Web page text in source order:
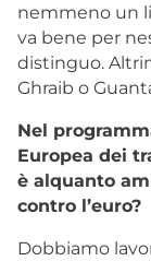
nemmeno un
va bene per
distinguo.
Ghraib o
Nel
Europea dei
è alquanto
contro l’euro?
Dobbiamo